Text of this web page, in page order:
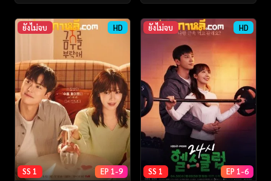
ยังไม่จบ HD
SS 1 EP 1-9
ยังไม่จบ HD
SS 1 EP 1-6